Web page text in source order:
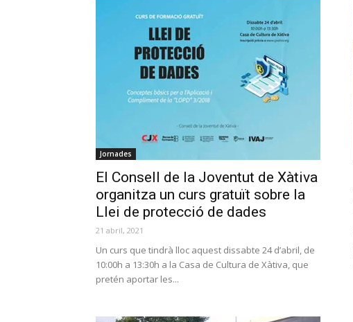
Jornades
El Consell de la Joventut de Xàtiva
organitza un curs gratuït sobre la
Llei de protecció de dades
21 abril, 2021
Un curs que tindrà lloc aquest dissabte 24 d’abril, de
10:00h a 13:30h a la Casa de Cultura de Xàtiva, que
pretén aportar les...